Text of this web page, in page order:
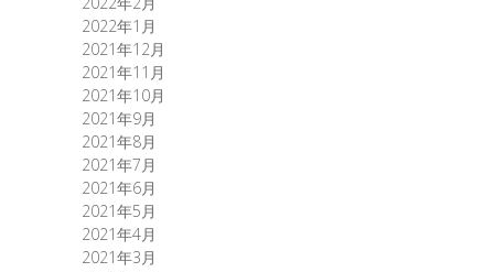
2022年1月
2021年12月
2021年11月
2021年10月
2021年9月
2021年8月
2021年7月
2021年6月
2021年5月
2021年4月
2021年3月